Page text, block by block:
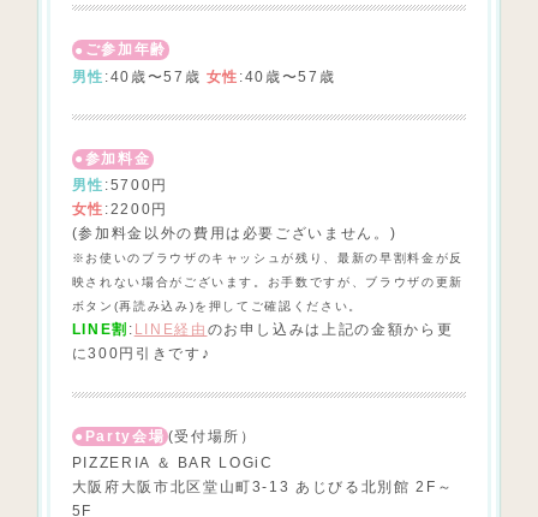
ご参加年齢
男性 :40歳〜57歳 女性 :40歳〜57歳
参加料金
男性 :5700円
女性 :2200円
(参加料金以外の費用は必要ございません。)
※お使いのブラウザのキャッシュが残り、最新の早割料金が反
映されない場合がございます。お手数ですが、ブラウザの更新
ボタン(再読み込み)を押してご確認ください。
LINE割 : LINE経由 のお申し込みは上記の金額から更
に300円引きです♪
Party会場 (受付場所）
PIZZERIA ＆ BAR LOGiC
大阪府大阪市北区堂山町3-13 あじびる北別館 2F～
5F